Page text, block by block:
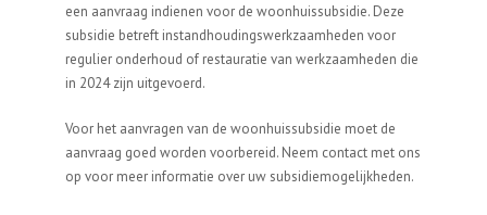
een aanvraag indienen voor de woonhuissubsidie. Deze
subsidie betreft instandhoudingswerkzaamheden voor
regulier onderhoud of restauratie van werkzaamheden die
in 2024 zijn uitgevoerd.
Voor het aanvragen van de woonhuissubsidie moet de
aanvraag goed worden voorbereid. Neem contact met ons
op voor meer informatie over uw subsidiemogelijkheden.